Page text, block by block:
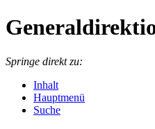
Springe direkt zu:
Inhalt
Hauptmenü
Suche